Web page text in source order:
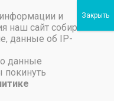
и
наш сайт собирает
данные об IP-
данные